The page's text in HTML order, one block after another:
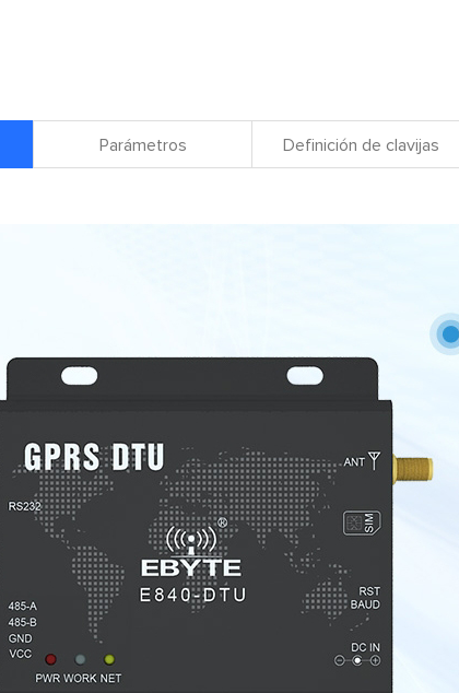
Parámetros Definición de clavijas